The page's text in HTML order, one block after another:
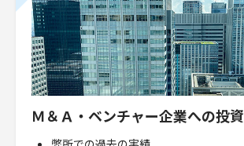
Ｍ＆Ａ・ベンチャー企業への投資